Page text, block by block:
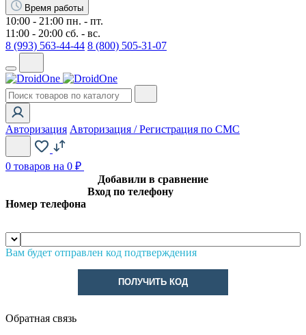
Время работы
10:00 - 21:00 пн. - пт.
11:00 - 20:00 сб. - вс.
8 (993) 563-44-44 8 (800) 505-31-07
Авторизация Авторизация / Регистрация по СМС
0 товаров на 0 ₽
Добавили в сравнение
Вход по телефону
Номер телефона
Вам будет отправлен код подтверждения
ПОЛУЧИТЬ КОД
Обратная связь